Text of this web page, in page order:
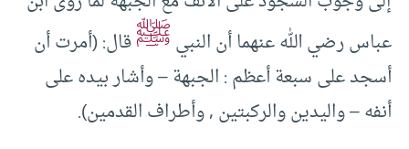
عباس رضي الله عنهما أن النبيﷺقال: (أمرت أن
أسجد على سبعة أعظم : الجبهة – وأشار بيده على
أنفه – واليدين والركبتين , وأطراف القدمين).